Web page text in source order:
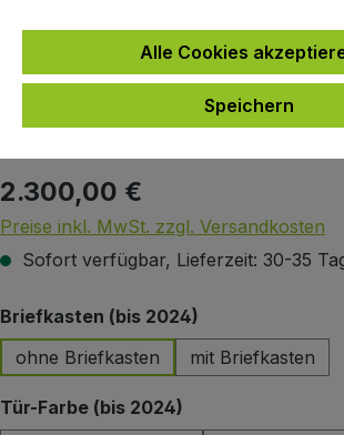
Regulärer Preis:
2.300,00 €
Preise inkl. MwSt. zzgl. Versandkosten
Sofort verfügbar, Lieferzeit: 30-35
Briefkasten (bis 2024)
ohne Briefkasten
mit Briefkasten
Tür-Farbe (bis 2024)
Alle Cookies
Speichern